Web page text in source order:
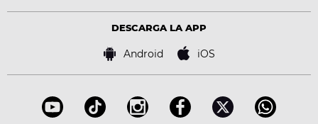
Virales
Bases de concursos
DESCARGA LA APP
Android iOS